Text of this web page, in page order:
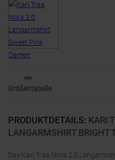
PRODUKTDETAILS: KARI
LANGARMSHIRT BRIGHT
Das Kari Traa Nora 2.0
Größentabelle